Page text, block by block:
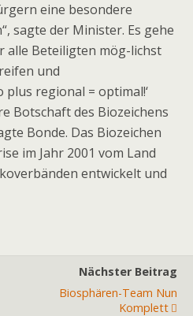
eine besondere
sagte der Minister. Es gehe
alle Beteiligten mög-lichst
und
plus regional = optimal!‘
Botschaft des Biozeichens
Bonde. Das Biozeichen
im Jahr 2001 vom Land
entwickelt und
Nächster Beitrag
Biosphären-Team Nun
Komplett